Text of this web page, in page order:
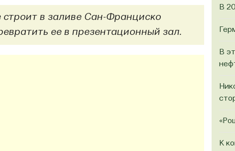
в заливе Сан-Франциско
ее в презентационный зал.
В
В
К